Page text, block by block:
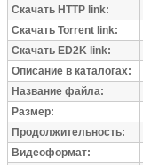
Скачать HTTP link:
Скачать Torrent link:
Скачать ED2K link:
Описание в каталогах:
Название файла:
Размер:
Продолжительность:
Видеоформат: